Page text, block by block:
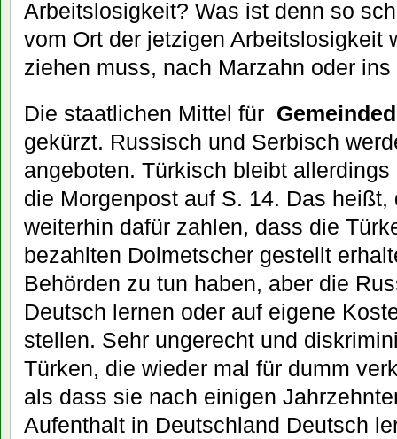
Arbeitslosigkeit? Was ist denn so
vom Ort der jetzigen Arbeitslosigkeit
ziehen muss, nach Marzahn oder
Die staatlichen Mittel für
gekürzt. Russisch und Serbisch
angeboten. Türkisch bleibt
die Morgenpost auf S. 14. Das heißt,
weiterhin dafür zahlen, dass die
bezahlten Dolmetscher gestellt
Behörden zu tun haben, aber die
Deutsch lernen oder auf eigene
stellen. Sehr ungerecht und
Türken, die wieder mal für dumm
als dass sie nach einigen
Aufenthalt in Deutschland Deutsch